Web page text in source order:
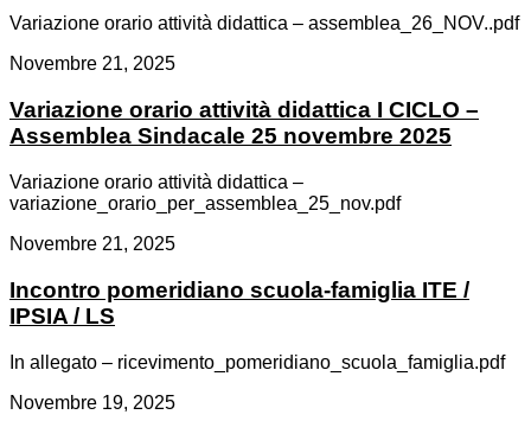
Variazione orario attività didattica – assemblea_26_NOV..pdf
Novembre 21, 2025
Variazione orario attività didattica I CICLO –
Assemblea Sindacale 25 novembre 2025
Variazione orario attività didattica –
variazione_orario_per_assemblea_25_nov.pdf
Novembre 21, 2025
Incontro pomeridiano scuola-famiglia ITE /
IPSIA / LS
In allegato – ricevimento_pomeridiano_scuola_famiglia.pdf
Novembre 19, 2025